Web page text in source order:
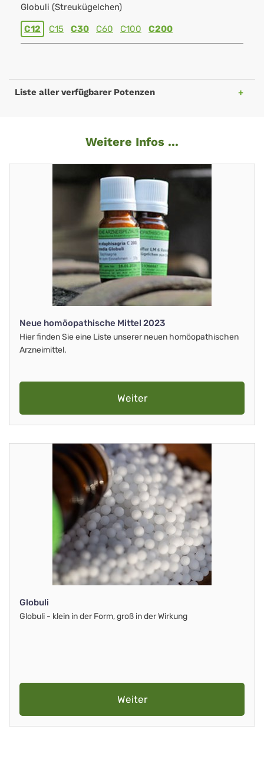
Globuli (Streukügelchen)
C12 C15 C30 C60 C100 C200
Liste aller verfügbarer Potenzen
Weitere Infos ...
Neue homöopathische Mittel 2023
Hier finden Sie eine Liste unserer neuen homöopathischen
Arzneimittel.
Weiter
Globuli
Globuli - klein in der Form, groß in der Wirkung
Weiter